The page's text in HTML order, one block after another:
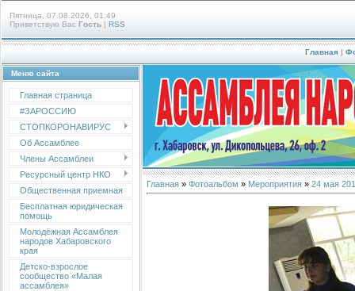
Пятница, 07.08.2026, 01:49
Приветствую Вас Гость | RSS
Главная |
Меню сайта
Главная страница
#ЗАРОССИЮ
СТОПКОРОНАВИРУС
Об Ассамблее
Члены Ассамблеи
Ресурсный центр НКО
Общественная приемная
Бесплатная юридическая
помощь
Молодёжная Ассамблея
народов Хабаровского
края
Детско-взрослое
сообщество «Малая
ассамблея»
Главная » Фотоальбом » Мероприятия » 24 мая